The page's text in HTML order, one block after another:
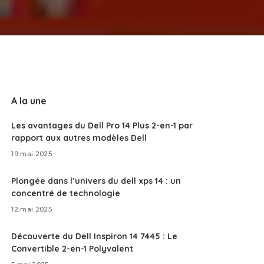
A la une
Les avantages du Dell Pro 14 Plus 2-en-1 par
rapport aux autres modèles Dell
19 mai 2025
Plongée dans l’univers du dell xps 14 : un
concentré de technologie
12 mai 2025
Découverte du Dell Inspiron 14 7445 : Le
Convertible 2-en-1 Polyvalent